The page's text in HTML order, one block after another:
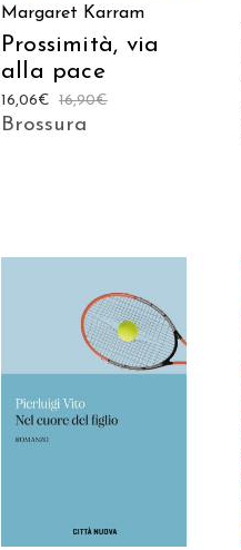
Margaret Karram
Prossimità, via
alla pace
16,90€
16,06€
Brossura
AGGIUNGI AL CARRELLO